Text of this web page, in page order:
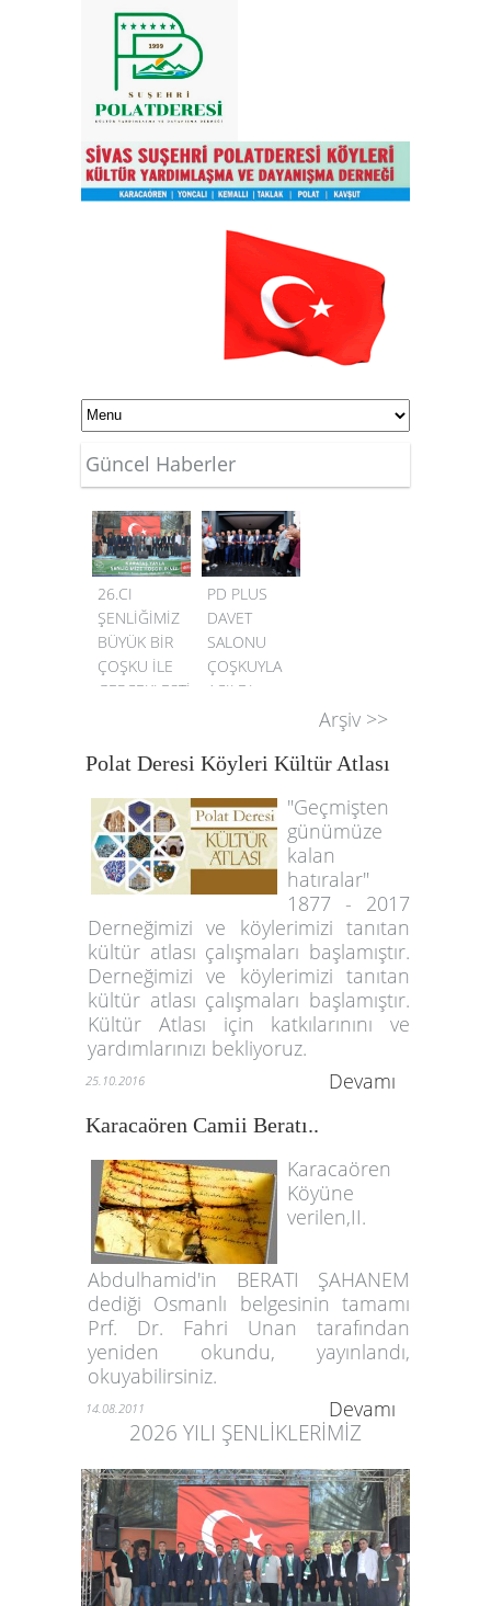
Güncel Haberler
26.CI
ŞENLİĞİMİZ
BÜYÜK BİR
ÇOŞKU İLE
GERÇEKLEŞTİ
PD PLUS
DAVET
SALONU
ÇOŞKUYLA
AÇILDI
Arşiv >>
Polat Deresi Köyleri Kültür Atlası
"Geçmişten
günümüze
kalan
hatıralar"
1877 - 2017
Derneğimizi ve köylerimizi tanıtan
kültür atlası çalışmaları başlamıştır.
Derneğimizi ve köylerimizi tanıtan
kültür atlası çalışmaları başlamıştır.
Kültür Atlası için katkılarınını ve
yardımlarınızı bekliyoruz.
25.10.2016 Devamı
Karacaören Camii Beratı..
Karacaören
Köyüne
verilen,II.
Abdulhamid'in BERATI ŞAHANEM
dediği Osmanlı belgesinin tamamı
Prf. Dr. Fahri Unan tarafından
yeniden okundu, yayınlandı,
okuyabilirsiniz.
14.08.2011 Devamı
2026 YILI ŞENLİKLERİMİZ